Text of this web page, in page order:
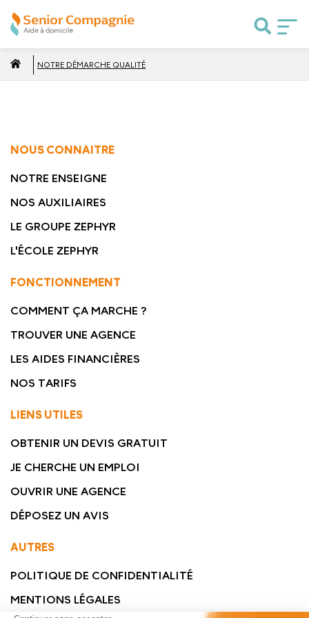
NOTRE DÉMARCHE QUALITÉ
NOUS CONNAITRE
NOTRE ENSEIGNE
NOS AUXILIAIRES
LE GROUPE ZEPHYR
L'ÉCOLE ZEPHYR
FONCTIONNEMENT
COMMENT ÇA MARCHE ?
TROUVER UNE AGENCE
LES AIDES FINANCIÈRES
NOS TARIFS
LIENS UTILES
OBTENIR UN DEVIS GRATUIT
JE CHERCHE UN EMPLOI
OUVRIR UNE AGENCE
DÉPOSEZ UN AVIS
AUTRES
POLITIQUE DE CONFIDENTIALITÉ
MENTIONS LÉGALES